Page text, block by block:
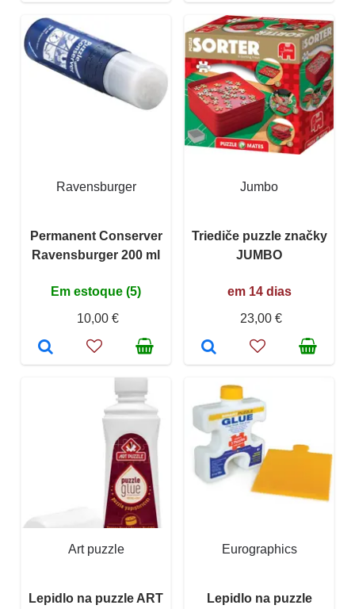
Ravensburger
Permanent Conserver
Ravensburger 200 ml
Em estoque (5)
10,00 €
Jumbo
Triediče puzzle značky
JUMBO
em 14 dias
23,00 €
Art puzzle
Lepidlo na puzzle ART
Eurographics
Lepidlo na puzzle